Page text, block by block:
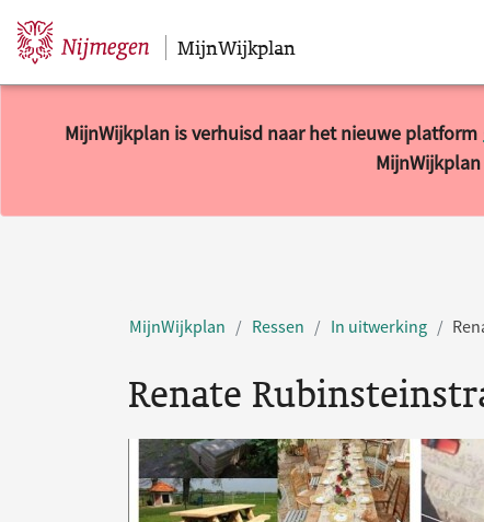
Sla navigatie over MijnWijkplan
MijnWijkplan is verhuisd naar het nieuwe platform
MijnWijkplan Ressen In uitwerking
Renate